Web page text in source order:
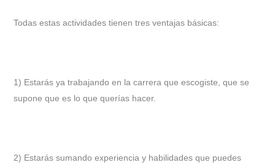
Todas estas actividades tienen tres ventajas básicas:
1) Estarás ya trabajando en la carrera que escogiste, que se
supone que es lo que querías hacer.
2) Estarás sumando experiencia y habilidades que puedes